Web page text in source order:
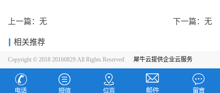
上一篇：无 下一篇：无
相关推荐
Copyright © 2018 20160829.All Rights Reserved 犀牛云提供企业云服务